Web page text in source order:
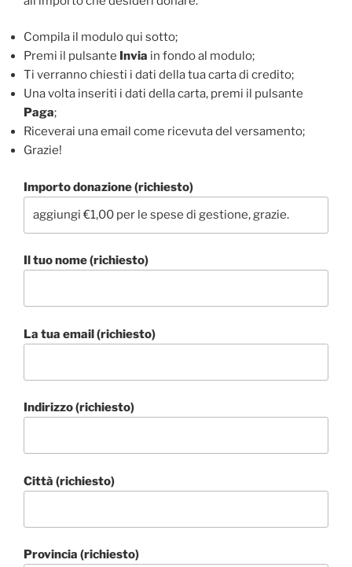
Compila il modulo qui sotto;
Premi il pulsante Invia in fondo al modulo;
Ti verranno chiesti i dati della tua carta di credito;
Una volta inseriti i dati della carta, premi il pulsante
Paga;
Riceverai una email come ricevuta del versamento;
Grazie!
Importo donazione (richiesto)
Il tuo nome (richiesto)
La tua email (richiesto)
Indirizzo (richiesto)
Città (richiesto)
Provincia (richiesto)